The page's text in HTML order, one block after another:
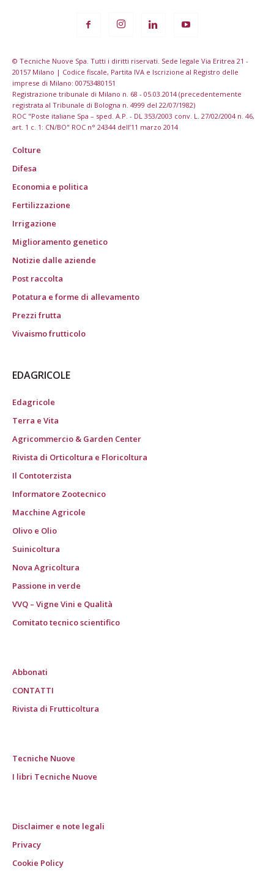
© Tecniche Nuove Spa. Tutti i diritti riservati. Sede legale Via Eritrea 21 -
20157 Milano | Codice fiscale, Partita IVA e Iscrizione al Registro delle
imprese di Milano: 00753480151
Registrazione tribunale di Milano n. 68 - 05.03.2014 (precedentemente
registrata al Tribunale di Bologna n. 4999 del 22/07/1982)
ROC "Poste italiane Spa – sped. A.P. - DL 353/2003 conv. L. 27/02/2004 n. 46,
art. 1 c. 1: CN/BO" ROC n° 24344 dell’11 marzo 2014
Colture
Difesa
Economia e politica
Fertilizzazione
Irrigazione
Miglioramento genetico
Notizie dalle aziende
Post raccolta
Potatura e forme di allevamento
Prezzi frutta
Vivaismo frutticolo
EDAGRICOLE
Edagricole
Terra e Vita
Agricommercio & Garden Center
Rivista di Orticoltura e Floricoltura
Il Contoterzista
Informatore Zootecnico
Macchine Agricole
Olivo e Olio
Suinicoltura
Nova Agricoltura
Passione in verde
VVQ – Vigne Vini e Qualità
Comitato tecnico scientifico
Abbonati
CONTATTI
Rivista di Frutticoltura
Tecniche Nuove
I libri Tecniche Nuove
Disclaimer e note legali
Privacy
Cookie Policy